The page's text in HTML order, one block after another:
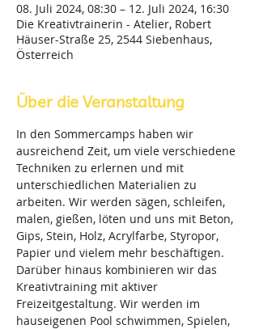
08. Juli 2024, 08:30 – 12. Juli 2024, 16:30
Die Kreativtrainerin - Atelier, Robert
Häuser-Straße 25, 2544 Siebenhaus,
Österreich
Über die Veranstaltung
In den Sommercamps haben wir
ausreichend Zeit, um viele verschiedene
Techniken zu erlernen und mit
unterschiedlichen Materialien zu
arbeiten. Wir werden sägen, schleifen,
malen, gießen, löten und uns mit Beton,
Gips, Stein, Holz, Acrylfarbe, Styropor,
Papier und vielem mehr beschäftigen.
Darüber hinaus kombinieren wir das
Kreativtraining mit aktiver
Freizeitgestaltung. Wir werden im
hauseigenen Pool schwimmen, Spielen,